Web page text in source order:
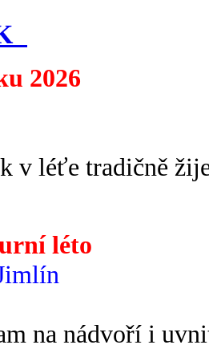
2026
v léťe tradičně
léto
na nádvoří i